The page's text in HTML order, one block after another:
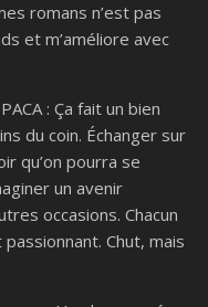
romans n’est pas
et m’améliore avec
: Ça fait un bien
du coin. Échanger sur
qu’on pourra se
un avenir
occasions. Chacun
Chut, mais